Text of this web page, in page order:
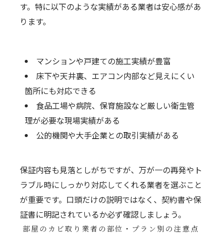
す。特に以下のような実績がある業者は安心感があ
ります。
マンションや戸建ての施工実績が豊富
床下や天井裏、エアコン内部など見えにくい
箇所にも対応できる
食品工場や病院、保育施設など厳しい衛生管
理が必要な現場実績がある
公的機関や大手企業との取引実績がある
保証内容も見落としがちですが、万が一の再発やト
ラブル時にしっかり対応してくれる業者を選ぶこと
が重要です。口頭だけの説明ではなく、契約書や保
証書に明記されているか必ず確認しましょう。
部屋のカビ取り業者の部位・プラン別の注意点